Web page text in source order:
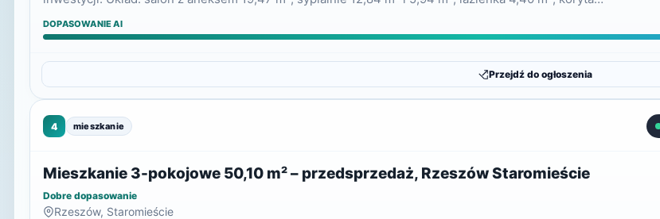
DOPASOWANIE AI
Przejdź do ogłoszenia
4 mieszkanie
Mieszkanie 3-pokojowe 50,10 m² – przedsprzedaż, Rzeszów Staromieście
Dobre dopasowanie
Rzeszów, Staromieście